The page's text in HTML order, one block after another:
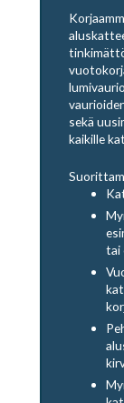
sekä
kaikille
tai